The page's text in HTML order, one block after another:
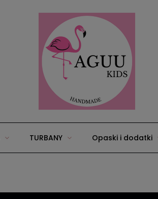
TURBANY Opaski i dodatki